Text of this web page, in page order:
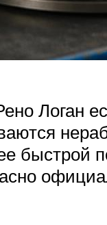
Логан
быстрой